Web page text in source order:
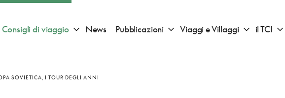
Consigli di viaggio Apri sotto menu "Consigli di viaggio"
News Pubblicazioni Apri sotto menu "Pubblicazioni"
Viaggi e Villaggi Apri sotto
il TCI
SOVIETICA, I TOUR DEGLI ANNI